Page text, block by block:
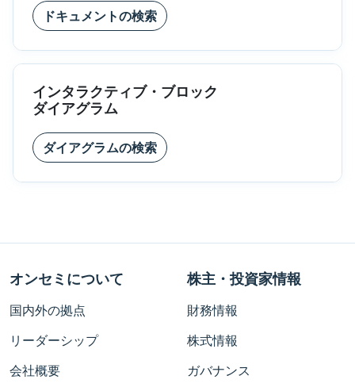
ドキュメントの検索
インタラクティブ・ブロック
ダイアグラム
ダイアグラムの検索
オンセミについて
国内外の拠点
リーダーシップ
会社概要
株主・投資家情報
財務情報
株式情報
ガバナンス